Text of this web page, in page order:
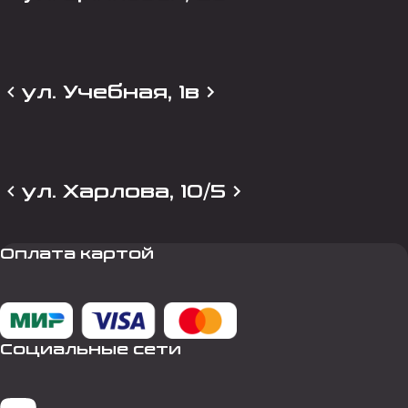
ул. Учебная, 1в
ул. Харлова, 10/5
Оплата картой
Социальные сети